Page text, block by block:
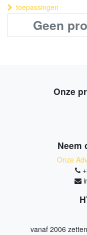
toepassingen
Geen
Onze
Neem
Onze
vanaf 2006